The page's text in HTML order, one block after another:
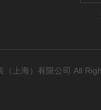
（上海）有限公司 All